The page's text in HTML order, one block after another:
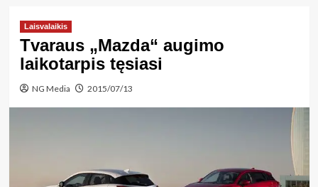
Laisvalaikis
Tvaraus „Mazda“ augimo
laikotarpis tęsiasi
NG Media 2015/07/13